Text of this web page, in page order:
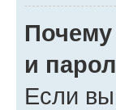
и
Если